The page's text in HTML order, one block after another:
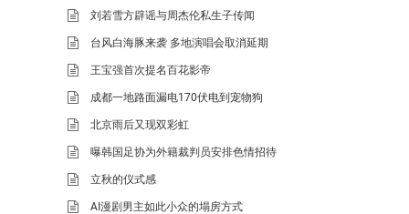
刘若雪方辟谣与周杰伦私生子传闻
台风白海豚来袭 多地演唱会取消延期
王宝强首次提名百花影帝
成都一地路面漏电170伏电到宠物狗
北京雨后又现双彩虹
曝韩国足协为外籍裁判员安排色情招待
立秋的仪式感
AI漫剧男主如此小众的塌房方式